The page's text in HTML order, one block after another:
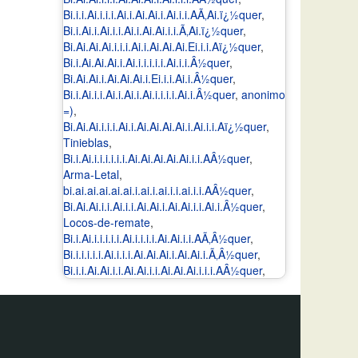
Bi.i.i.Ai.i.i.i.Ai.i.Ai.Ai.i.Ai.i.i.AÃ‚Ai.ï¿½quer,
Bi.i.Ai.i.Ai.i.i.Ai.i.Ai.Ai.i.i.Ã‚Ai.ï¿½quer,
Bi.Ai.Ai.Ai.i.i.i.Ai.i.Ai.Ai.Ai.Ei.i.i.Aï¿½quer,
Bi.i.Ai.Ai.Ai.i.Ai.i.i.i.i.i.Ai.i.i.Â½quer,
Bi.Ai.Ai.i.Ai.Ai.Ai.i.Ei.i.i.Ai.i.Â½quer,
Bi.i.Ai.i.i.Ai.i.Ai.i.Ai.i.i.i.i.Ai.i.Â½quer, anonimo
=),
Bi.Ai.Ai.i.i.i.Ai.i.Ai.Ai.Ai.Ai.i.Ai.i.i.Aï¿½quer,
Tinieblas,
Bi.i.Ai.i.i.i.i.i.i.Ai.Ai.Ai.Ai.Ai.i.i.AÂ½quer,
Arma-Letal,
bi.ai.ai.ai.ai.ai.i.ai.i.ai.i.i.ai.i.i.AÂ½quer,
Bi.Ai.Ai.i.i.Ai.i.i.Ai.Ai.i.Ai.Ai.i.i.Ai.i.Â½quer,
Locos-de-remate,
Bi.i.Ai.i.i.i.i.i.Ai.i.i.i.i.Ai.Ai.i.i.AÃ‚Â½quer,
Bi.i.i.i.i.i.Ai.i.i.i.Ai.Ai.Ai.i.Ai.Ai.i.Ã‚Â½quer,
Bi.i.i.Ai.Ai.i.i.Ai.Ai.i.i.Ai.Ai.Ai.i.i.i.AÂ½quer,